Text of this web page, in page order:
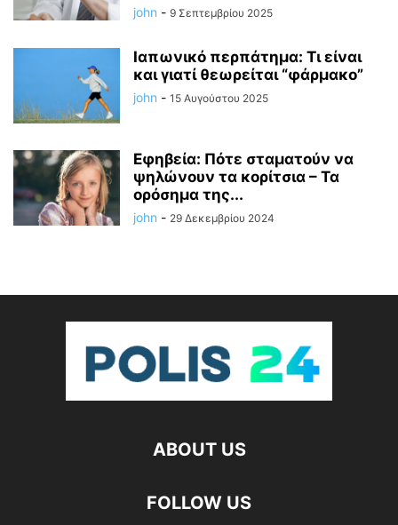
john - 9 Σεπτεμβρίου 2025
Ιαπωνικό περπάτημα: Τι είναι
και γιατί θεωρείται “φάρμακο”
john - 15 Αυγούστου 2025
Εφηβεία: Πότε σταματούν να
ψηλώνουν τα κορίτσια – Τα
ορόσημα της...
john - 29 Δεκεμβρίου 2024
ABOUT US
FOLLOW US